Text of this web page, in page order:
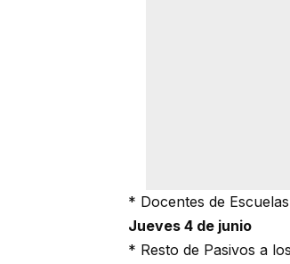
* Docentes de
Jueves 4 de junio
* Resto de Pasivos a